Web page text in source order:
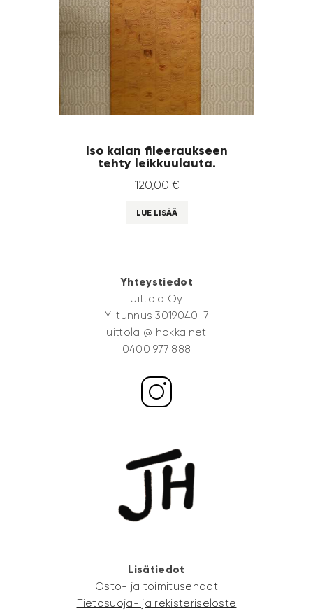
Iso kalan fileeraukseen
tehty leikkuulauta.
120,00 €
LUE LISÄÄ
Yhteystiedot
Uittola Oy
Y-tunnus 3019040-7
uittola @ hokka.net
0400 977 888
Lisätiedot
Osto- ja toimitusehdot
Tietosuoja- ja rekisteriseloste